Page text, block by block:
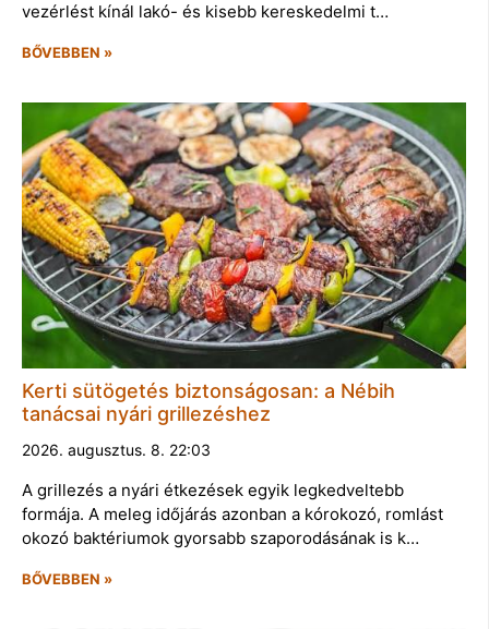
vezérlést kínál lakó- és kisebb kereskedelmi t…
BŐVEBBEN »
Kerti sütögetés biztonságosan: a Nébih
tanácsai nyári grillezéshez
2026. augusztus. 8. 22:03
A grillezés a nyári étkezések egyik legkedveltebb
formája. A meleg időjárás azonban a kórokozó, romlást
okozó baktériumok gyorsabb szaporodásának is k…
BŐVEBBEN »